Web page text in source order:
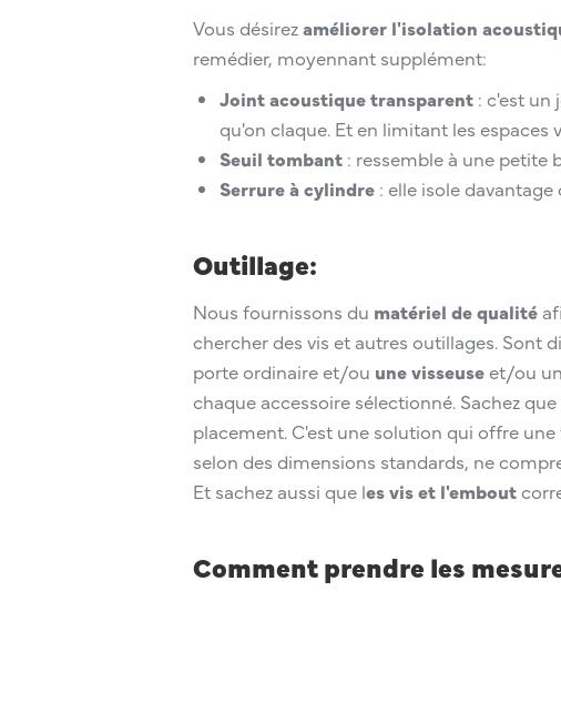
Vous désirezaméliorer l'isolation
remédier, moyennant supplément:
Joint acoustique transparent : c'est un
qu'on claque. Et en limitant les
Seuil tombant : ressemble à une petite
Serrure à cylindre : elle isole
Outillage:
Nous fournissons du matériel de qualité
chercher des vis et autres outillages. Sont
porte ordinaire et/ou une visseuseet/ou
chaque accessoire sélectionné. Sachez
placement. C'est une solution qui offre
selon des dimensions standards, ne
Et sachez aussi que les vis et l'embout
Comment prendre les